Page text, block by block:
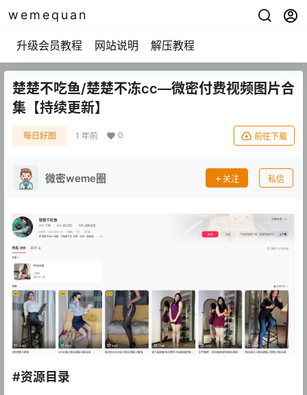
wemequan
升级会员教程 网站说明 解压教程
楚楚不吃鱼/楚楚不冻cc—微密付费视频图片合
集【持续更新】
每日好图 1 年前 0 前往下载
微密weme圈 关注 私信
#资源目录